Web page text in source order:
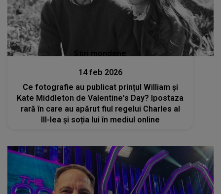
Stiri mondene
14 feb 2026
Ce fotografie au publicat prințul William și
Kate Middleton de Valentine's Day? Ipostaza
rară în care au apărut fiul regelui Charles al
III-lea și soția lui în mediul online